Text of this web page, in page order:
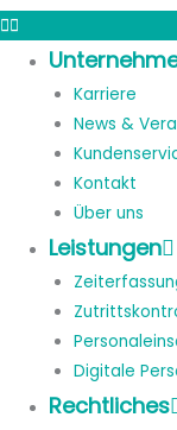
Karriere
News &
Kontakt
Über uns
Leistungen
Digitale
Rechtliches